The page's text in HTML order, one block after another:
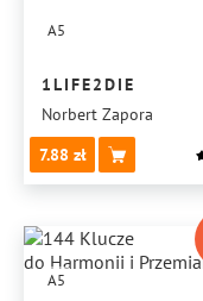
A5
1LIFE2DIE
Norbert Zapora
7.88
A5